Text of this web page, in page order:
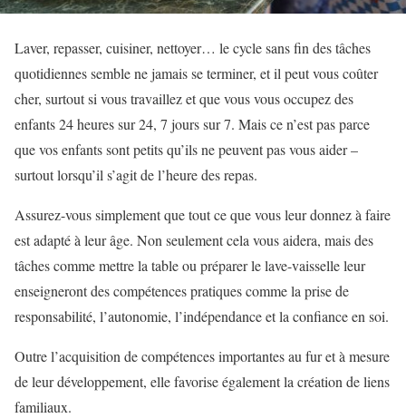
Laver, repasser, cuisiner, nettoyer… le cycle sans fin des tâches
quotidiennes semble ne jamais se terminer, et il peut vous coûter
cher, surtout si vous travaillez et que vous vous occupez des
enfants 24 heures sur 24, 7 jours sur 7. Mais ce n’est pas parce
que vos enfants sont petits qu’ils ne peuvent pas vous aider –
surtout lorsqu’il s’agit de l’heure des repas.
Assurez-vous simplement que tout ce que vous leur donnez à faire
est adapté à leur âge. Non seulement cela vous aidera, mais des
tâches comme mettre la table ou préparer le lave-vaisselle leur
enseigneront des compétences pratiques comme la prise de
responsabilité, l’autonomie, l’indépendance et la confiance en soi.
Outre l’acquisition de compétences importantes au fur et à mesure
de leur développement, elle favorise également la création de liens
familiaux.